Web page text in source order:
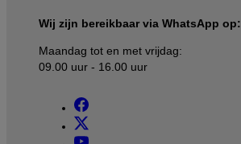
Wij zijn bereikbaar via WhatsApp op:
Maandag tot en met vrijdag:
09.00 uur - 16.00 uur